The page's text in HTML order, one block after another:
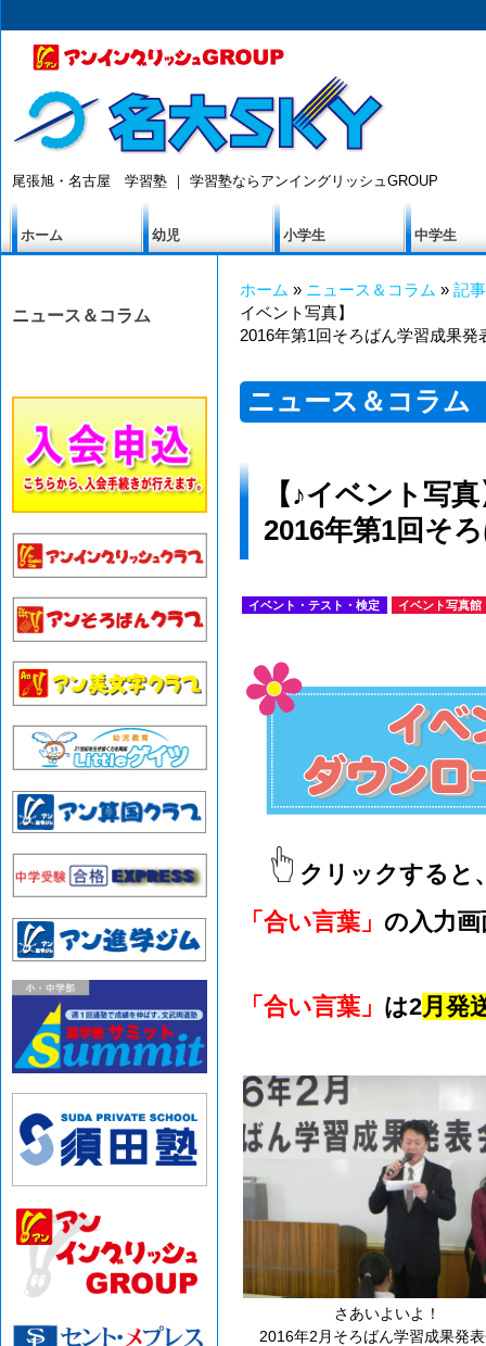
尾張旭・名古屋 学習塾 ｜ 学習塾ならアンイングリッシュGROUP
ホーム 幼児 小学生 中学生
ニュース＆コラム
ホーム » ニュース＆コラム » 記
イベント写真】
2016年第1回そろばん学習成果発
ニュース＆コラム
【♪イベント写
2016年第1回そ
イベント・テスト・検定 イベント写真館
クリックすると
「合い言葉」 の入力
「合い言葉」 は2月発
さあいよいよ！
2016年2月そろばん学習成果発